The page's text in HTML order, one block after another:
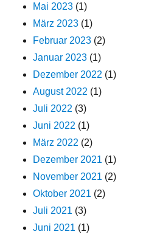
Mai 2023 (1)
März 2023 (1)
Februar 2023 (2)
Januar 2023 (1)
Dezember 2022 (1)
August 2022 (1)
Juli 2022 (3)
Juni 2022 (1)
März 2022 (2)
Dezember 2021 (1)
November 2021 (2)
Oktober 2021 (2)
Juli 2021 (3)
Juni 2021 (1)